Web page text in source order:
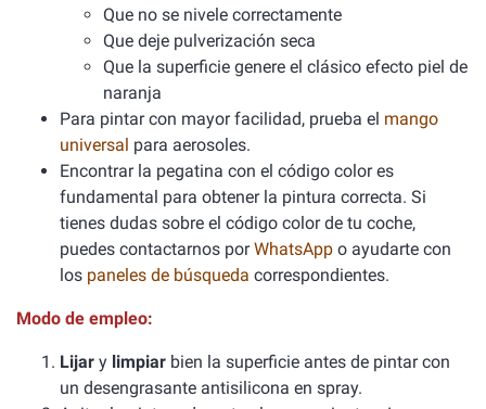
Que no se nivele correctamente
Que deje pulverización seca
Que la superficie genere el clásico efecto piel de
naranja
Para pintar con mayor facilidad, prueba el mango
universal para aerosoles.
Encontrar la pegatina con el código color es
fundamental para obtener la pintura correcta. Si
tienes dudas sobre el código color de tu coche,
puedes contactarnos porWhatsApp o ayudarte con
los paneles de búsqueda correspondientes.
Modo de empleo:
Lijar y limpiar bien la superficie antes de pintar con
un desengrasante antisilicona en spray.